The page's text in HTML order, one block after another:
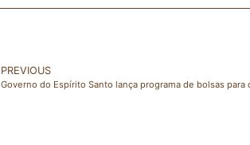
PREVIOUS
Governo do Espírito Santo lança programa de bolsas